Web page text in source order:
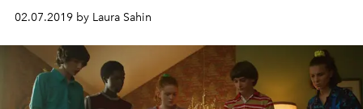
influences 80s. De quoi ravir les fans, qui pourront se
glisser dans la peau des héros du show.
02.07.2019 by Laura Sahin